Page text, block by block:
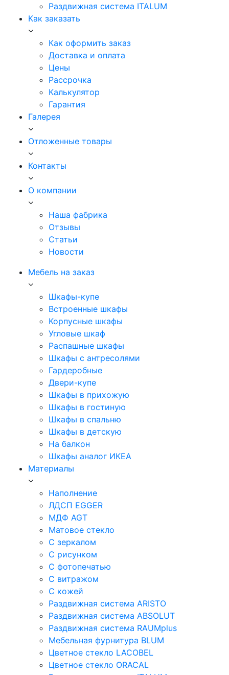
Раздвижная система ITALUM
Как заказать
Как оформить заказ
Доставка и оплата
Цены
Рассрочка
Калькулятор
Гарантия
Галерея
Отложенные товары
Контакты
О компании
Наша фабрика
Отзывы
Статьи
Новости
Мебель на заказ
Шкафы-купе
Встроенные шкафы
Корпусные шкафы
Угловые шкаф
Распашные шкафы
Шкафы с антресолями
Гардеробные
Двери-купе
Шкафы в прихожую
Шкафы в гостиную
Шкафы в спальню
Шкафы в детскую
На балкон
Шкафы аналог ИКЕА
Материалы
Наполнение
ЛДСП EGGER
МДФ AGT
Матовое стекло
С зеркалом
С рисунком
С фотопечатью
С витражом
С кожей
Раздвижная система ARISTO
Раздвижная система ABSOLUT
Раздвижная система RAUMplus
Мебельная фурнитура BLUM
Цветное стекло LACOBEL
Цветное стекло ORACAL